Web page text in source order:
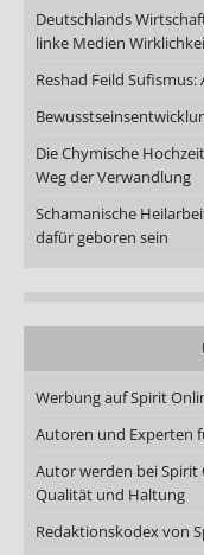
Deutschlands
linke Medien
Reshad Feild
Die Chymische
Weg der Verwandlung
Schamanische
dafür geboren sein
Werbung auf Spirit
Autoren und Experten
Autor werden bei
Qualität und Haltung
Redaktionskodex von